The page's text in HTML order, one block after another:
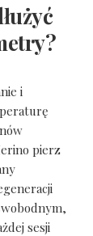
i
pierz
sesji